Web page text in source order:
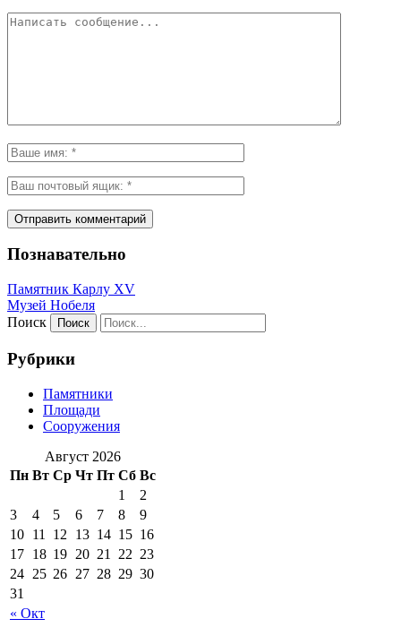
Познавательно
Памятник Карлу XV
Музей Нобеля
Поиск
Рубрики
Памятники
Площади
Сооружения
Август 2026
Пн Вт Ср Чт Пт Сб Вс
« Окт
1
2
3
4 5 6 7 8
9
10 11 12 13 14 15 16
17 18 19 20 21 22 23
24 25 26 27 28 29 30
31